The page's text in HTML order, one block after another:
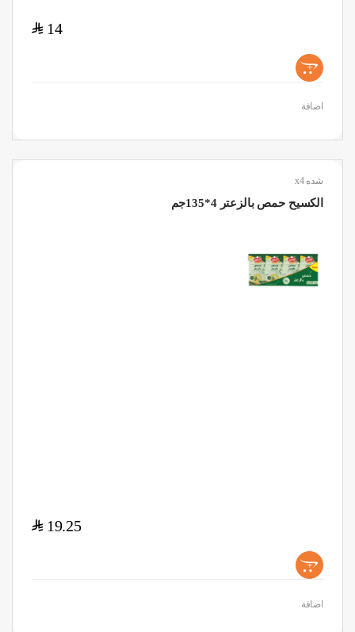
14
$
+
اضافة
شده x4
الكسيح حمص بالزعتر 4*135جم
19.25
$
+
اضافة